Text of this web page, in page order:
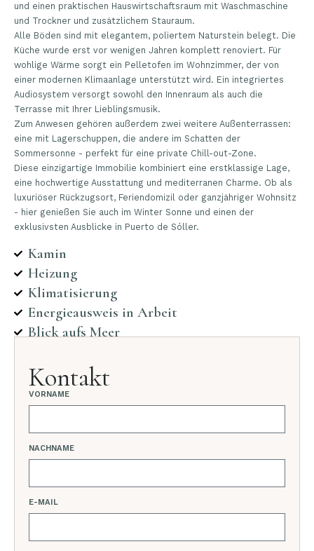
und einen praktischen Hauswirtschaftsraum mit Waschmaschine
und Trockner und zusätzlichem Stauraum.
Alle Böden sind mit elegantem, poliertem Naturstein belegt. Die
Küche wurde erst vor wenigen Jahren komplett renoviert. Für
wohlige Wärme sorgt ein Pelletofen im Wohnzimmer, der von
einer modernen Klimaanlage unterstützt wird. Ein integriertes
Audiosystem versorgt sowohl den Innenraum als auch die
Terrasse mit Ihrer Lieblingsmusik.
Zum Anwesen gehören außerdem zwei weitere Außenterrassen:
eine mit Lagerschuppen, die andere im Schatten der
Sommersonne - perfekt für eine private Chill-out-Zone.
Diese einzigartige Immobilie kombiniert eine erstklassige Lage,
eine hochwertige Ausstattung und mediterranen Charme. Ob als
luxuriöser Rückzugsort, Feriendomizil oder ganzjähriger Wohnsitz
- hier genießen Sie auch im Winter Sonne und einen der
exklusivsten Ausblicke in Puerto de Sóller.
Kamin
Heizung
Klimatisierung
Energieausweis in Arbeit
Blick aufs Meer
Kontakt
VORNAME
NACHNAME
E-MAIL